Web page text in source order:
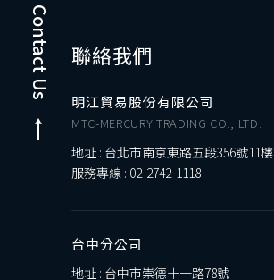
Contact Us 聯絡我們
明江貿易股份有限公司
MTC-MERCURY TRADING CO., LTD.
地址 : 台北市南京東路五段356號11樓
服務專線 : 02-2742-1118
台中分公司
地址 : 台中市崇德十一路78號